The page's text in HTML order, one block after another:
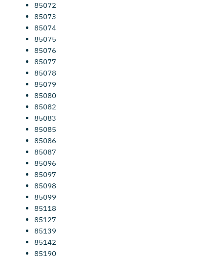
85072
85073
85074
85075
85076
85077
85078
85079
85080
85082
85083
85085
85086
85087
85096
85097
85098
85099
85118
85127
85139
85142
85190